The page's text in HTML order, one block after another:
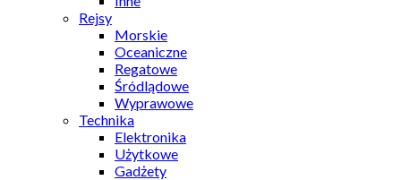
Rejsy
Morskie
Oceaniczne
Regatowe
Śródlądowe
Wyprawowe
Technika
Elektronika
Użytkowe
Gadżety